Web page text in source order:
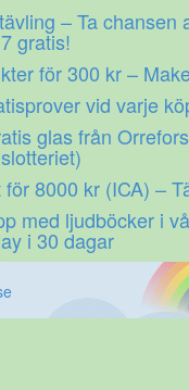
– Ta chansen
gratis!
för 300 kr –
vid varje
glas från Orrefors
8000 kr (ICA) –
med ljudböcker i
i 30 dagar